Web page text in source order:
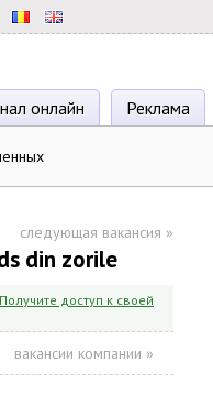
онлайн Реклама
следующая вакансия »
din zorile
Получите доступ к своей
вакансии компании »